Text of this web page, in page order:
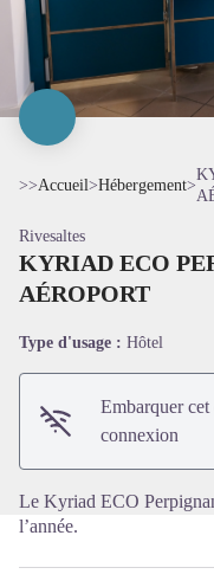
>>Accueil>Hébergement>
Rivesaltes
KYRIAD ECO
AÉROPORT
Type d'usage : Hôtel
Embarquer
connexion
Le Kyriad ECO
l’année.